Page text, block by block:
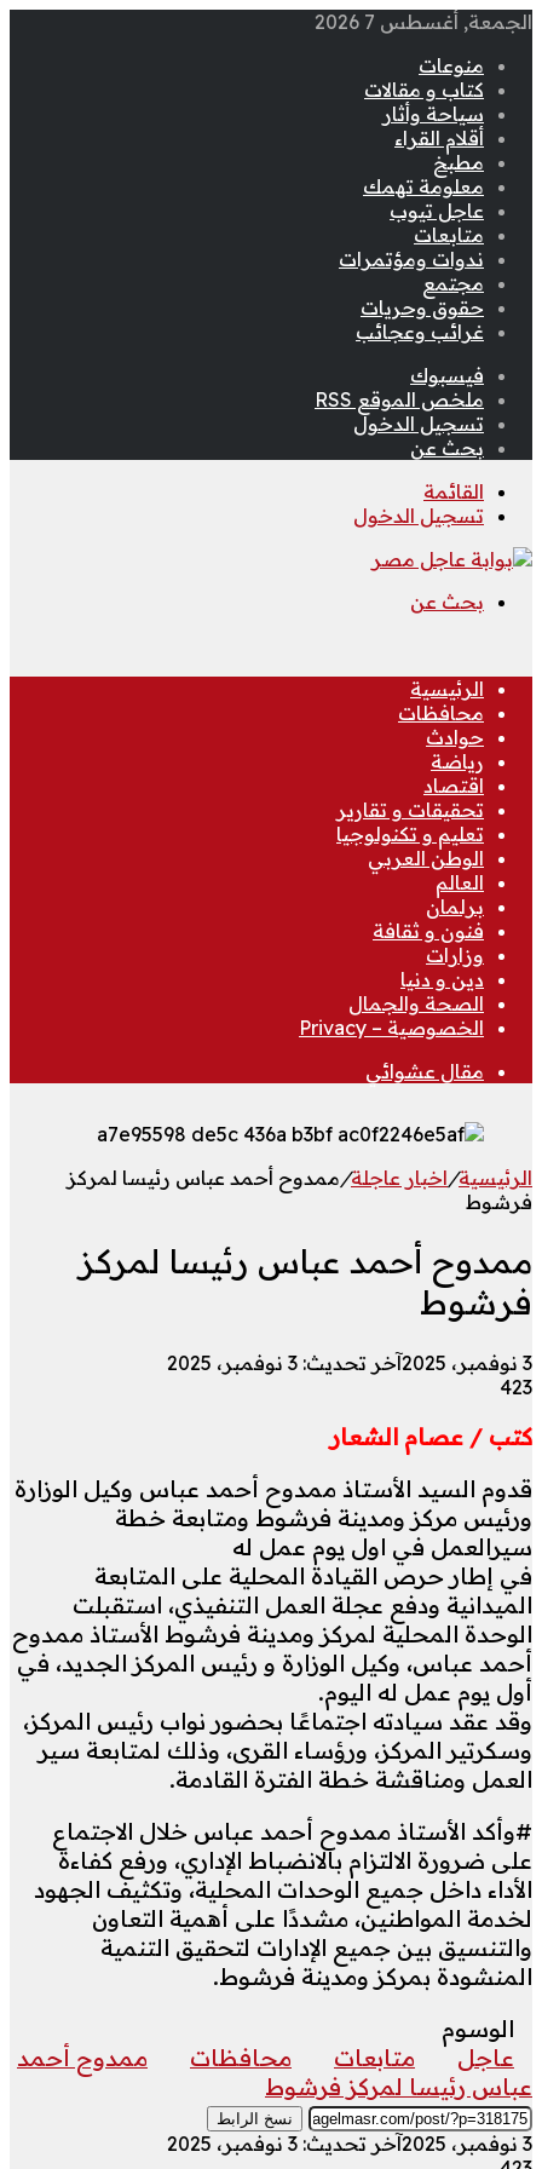
الجمعة, أغسطس 7 2026
منوعات
كتاب و مقالات
سياحة وأثار
أقلام القراء
مطبخ
معلومة تهمك
عاجل تيوب
متابعات
ندوات ومؤتمرات
مجتمع
حقوق وحريات
غرائب وعجائب
فيسبوك
ملخص الموقع RSS
تسجيل الدخول
بحث عن
القائمة
تسجيل الدخول
بحث عن
الرئيسية
محافظات
حوادث
رياضة
اقتصاد
تحقيقات و تقارير
تعليم و تكنولوجيا
الوطن العربي
العالم
برلمان
فنون و ثقافة
وزارات
دين و دنيا
الصحة والجمال
الخصوصية – Privacy
مقال عشوائي
الرئيسية/اخبار عاجلة/ممدوح أحمد عباس رئيسا لمركز
فرشوط
ممدوح أحمد عباس رئيسا لمركز
فرشوط
3 نوفمبر، 2025
آخر تحديث: 3 نوفمبر، 2025
423
كتب / عصام الشعار
قدوم السيد الأستاذ ممدوح أحمد عباس وكيل الوزارة
ورئيس مركز ومدينة فرشوط ومتابعة خطة
سيرالعمل في اول يوم عمل له
في إطار حرص القيادة المحلية على المتابعة
الميدانية ودفع عجلة العمل التنفيذي، استقبلت
الوحدة المحلية لمركز ومدينة فرشوط الأستاذ ممدوح
أحمد عباس، وكيل الوزارة و رئيس المركز الجديد، في
أول يوم عمل له اليوم.
وقد عقد سيادته اجتماعًا بحضور نواب رئيس المركز،
وسكرتير المركز، ورؤساء القرى، وذلك لمتابعة سير
العمل ومناقشة خطة الفترة القادمة.
#وأكد الأستاذ ممدوح أحمد عباس خلال الاجتماع
على ضرورة الالتزام بالانضباط الإداري، ورفع كفاءة
الأداء داخل جميع الوحدات المحلية، وتكثيف الجهود
لخدمة المواطنين، مشددًا على أهمية التعاون
والتنسيق بين جميع الإدارات لتحقيق التنمية
المنشودة بمركز ومدينة فرشوط.
الوسوم
عاجل
متابعات محافظات
ممدوح أحمد
عباس رئيسا لمركز فرشوط
نسخ الرابط
3 نوفمبر، 2025
آخر تحديث: 3 نوفمبر، 2025